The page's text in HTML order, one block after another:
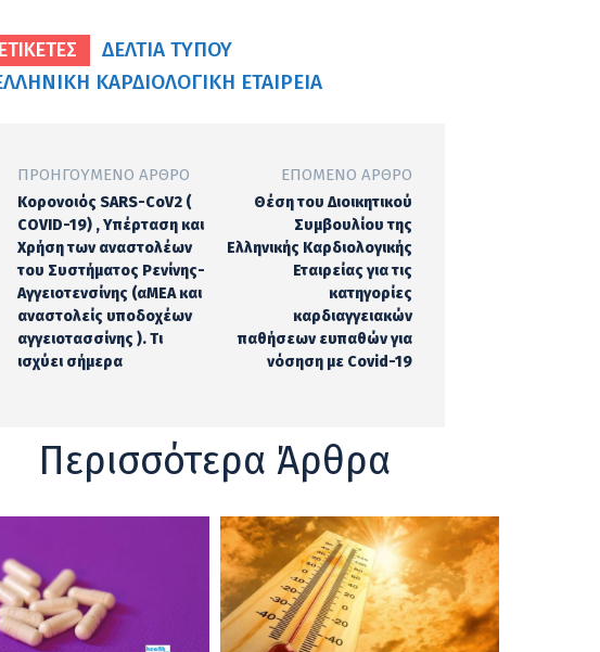
ΕΤΙΚΕΤΕΣ
ΔΕΛΤΊΑ ΤΎΠΟΥ
ΚΑΡΔΙΟΛΟΓΙΚΉ ΕΤΑΙΡΕΊΑ
ΠΡΟΗΓΟΎΜΕΝΟ ΆΡΘΡΟ
Κορονοιός SARS-CoV2 (
COVID-19) , Υπέρταση και
Χρήση των αναστολέων
του Συστήματος Ρενίνης-
Αγγειοτενσίνης (αΜΕΑ και
αναστολείς υποδοχέων
αγγειοτασσίνης ). Tι
ισχύει σήμερα
ΕΠΌΜΕΝΟ ΆΡΘΡΟ
Θέση του Διοικητικού
Συμβουλίου της
Ελληνικής Καρδιολογικής
Εταιρείας για τις
κατηγορίες
καρδιαγγειακών
παθήσεων ευπαθών για
νόσηση με Covid-19
Περισσότερα Άρθρα